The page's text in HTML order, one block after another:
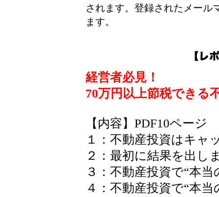
されます。登録されたメール
ます。
経営者必見！
70万円以上節税できる
【内容】PDF10ページ
１：不動産投資はキャ
２：最初に結果を出し
３：不動産投資で“本当
４：不動産投資で“本当